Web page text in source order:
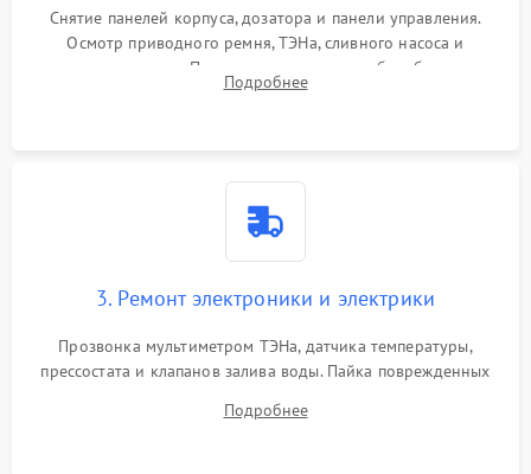
Снятие панелей корпуса, дозатора и панели управления.
Осмотр приводного ремня, ТЭНа, сливного насоса и
амортизаторов. Проверка подшипников барабана и
крестовины на износ, а манжеты люка на разрывы.
Подробнее
3. Ремонт электроники и электрики
Прозвонка мультиметром ТЭНа, датчика температуры,
прессостата и клапанов залива воды. Пайка поврежденных
Восстановление целостности проводки и контактов.
Подробнее